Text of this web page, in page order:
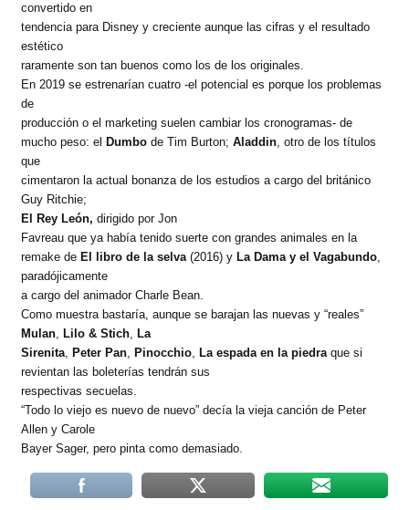
convertido en
tendencia para Disney y creciente aunque las cifras y el resultado
estético
raramente son tan buenos como los de los originales.
En 2019 se estrenarían cuatro -el potencial es porque los problemas
de
producción o el marketing suelen cambiar los cronogramas- de
mucho peso: el Dumbo de Tim Burton; Aladdin, otro de los títulos
que
cimentaron la actual bonanza de los estudios a cargo del británico
Guy Ritchie;
El Rey León, dirigido por Jon
Favreau que ya había tenido suerte con grandes animales en la
remake de El libro de la selva(2016) y La Dama y el Vagabundo,
paradójicamente
a cargo del animador Charle Bean.
Como muestra bastaría, aunque se barajan las nuevas y “reales”
Mulan, Lilo & Stich, La
Sirenita, Peter Pan, Pinocchio, La espada en la piedraque si
revientan las boleterías tendrán sus
respectivas secuelas.
“Todo lo viejo es nuevo de nuevo” decía la vieja canción de Peter
Allen y Carole
Bayer Sager, pero pinta como demasiado.